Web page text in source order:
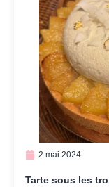
2 mai 2024
Tarte sous les